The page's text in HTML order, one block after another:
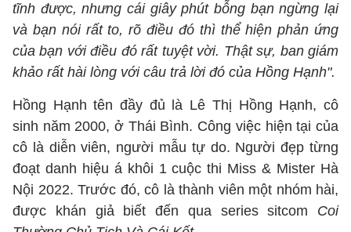
tĩnh được, nhưng cái giây phút bỗng bạn ngừng lại
và bạn nói rất to, rõ điều đó thì thể hiện phản ứng
của bạn với điều đó rất tuyệt vời. Thật sự, ban giám
khảo rất hài lòng với câu trả lời đó của Hồng Hạnh".
Hồng Hạnh tên đầy đủ là Lê Thị Hồng Hạnh, cô
sinh năm 2000, ở Thái Bình. Công việc hiện tại của
cô là diễn viên, người mẫu tự do. Người đẹp từng
đoạt danh hiệu á khôi 1 cuộc thi Miss & Mister Hà
Nội 2022. Trước đó, cô là thành viên một nhóm hài,
được khán giả biết đến qua series sitcom Coi